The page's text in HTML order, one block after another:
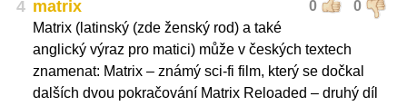
4 0 0
matrix
Matrix (latinský (zde ženský rod) a také
anglický výraz pro matici) může v českých textech
znamenat: Matrix – známý sci-fi film, který se dočkal
dalších dvou pokračování Matrix Reloaded – druhý díl